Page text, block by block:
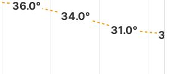
36.0°
34.0°
31.0°